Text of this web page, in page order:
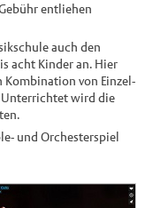
entliehen
auch den
acht Kinder an. Hier
Kombination von Einzel-
Unterrichtet wird die
und Orchesterspiel